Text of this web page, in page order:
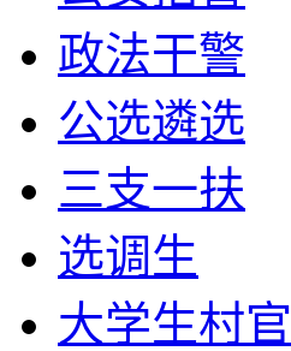
政法干警
公选遴选
三支一扶
选调生
大学生村官